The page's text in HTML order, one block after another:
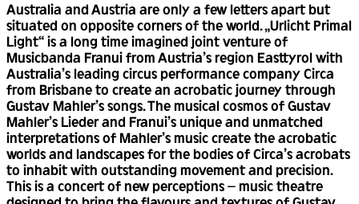
Australia and Austria are only a few letters apart but
situated on opposite corners of the world. „Urlicht Primal
Light“ is a long time imagined joint venture of
Musicbanda Franui from Austria’s region Easttyrol with
Australia’s leading circus performance company Circa
from Brisbane to create an acrobatic journey through
Gustav Mahler’s songs. The musical cosmos of Gustav
Mahler’s Lieder and Franui’s unique and unmatched
interpretations of Mahler’s music create the acrobatic
worlds and landscapes for the bodies of Circa’s acrobats
to inhabit with outstanding movement and precision.
This is a concert of new perceptions – music theatre